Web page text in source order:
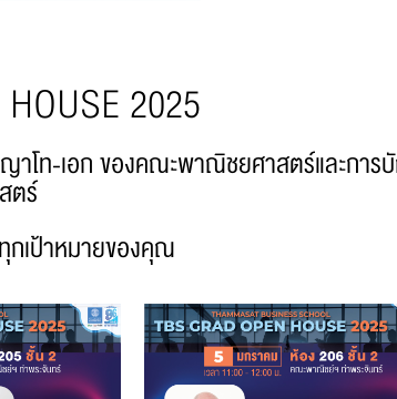
2025
โท-เอก ของคณะพาณิชยศาสตร์และกา
ตร์
เป้าหมายของคุณ